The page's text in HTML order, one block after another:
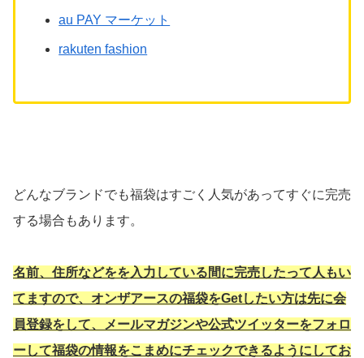
au PAY マーケット
rakuten fashion
どんなブランドでも福袋はすごく人気があってすぐに完売
する場合もあります。
名前、住所などをを入力している間に完売したって人もい
てますので、オンザアースの福袋をGetしたい方は先に会
員登録をして、メールマガジンや公式ツイッターをフォロ
ーして福袋の情報をこまめにチェックできるようにしてお